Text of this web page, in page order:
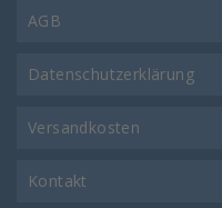
AGB
Datenschutzerklärung
Versandkosten
Kontakt